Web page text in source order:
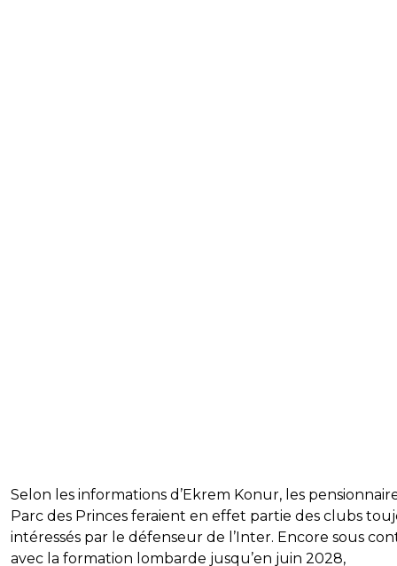
Selon les informations d’Ekrem Konur, les
Parc des Princes feraient en effet partie des clubs
intéressés par le défenseur de l’Inter. Encore sous
avec la formation lombarde jusqu’en juin 2028,